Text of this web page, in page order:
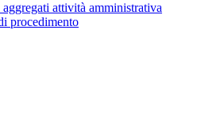
attività amministrativa
procedimento